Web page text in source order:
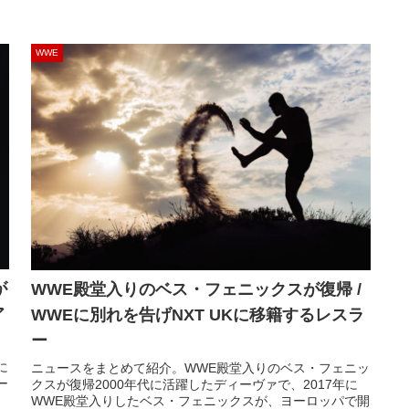
WWE
WWE殿堂入りのベス・フェニックスが復帰 /
WWEに別れを告げNXT UKに移籍するレスラ
ー
ニュースをまとめて紹介。WWE殿堂入りのベス・フェニッ
クスが復帰2000年代に活躍したディーヴァで、2017年に
WWE殿堂入りしたベス・フェニックスが、ヨーロッパで開